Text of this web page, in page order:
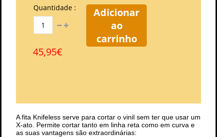
A fita Knifeless serve para cortar o vinil sem ter que usar um
X-ato. Permite cortar tanto em linha reta como em curva e
as suas vantagens são extraordinárias:
Quantidade :
45,95€
Adicionar
ao
carrinho